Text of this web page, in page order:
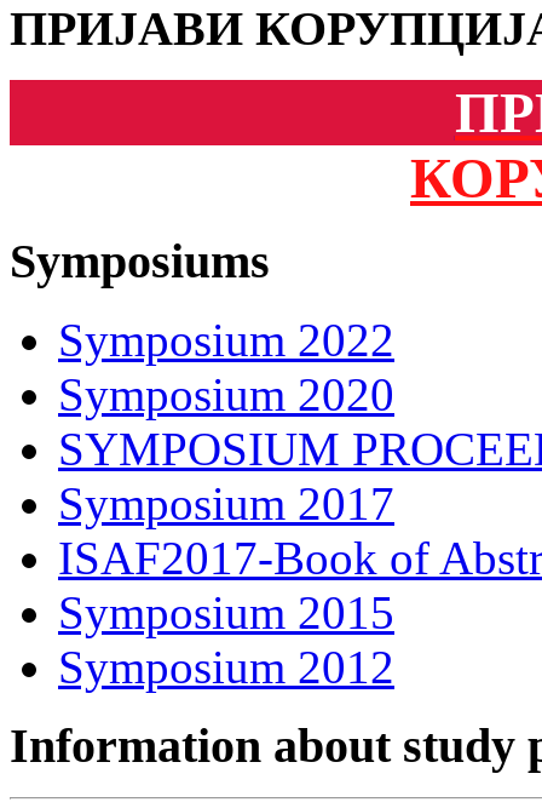
ПРИЈАВИ
Symposiums
Symposium 2022
Symposium 2020
SYMPOSIUM
Symposium 2017
ISAF2017-Book of
Symposium 2015
Symposium 2012
Information about study